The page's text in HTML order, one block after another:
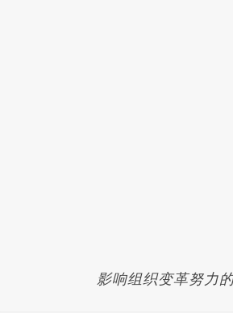
影响组织变革努力